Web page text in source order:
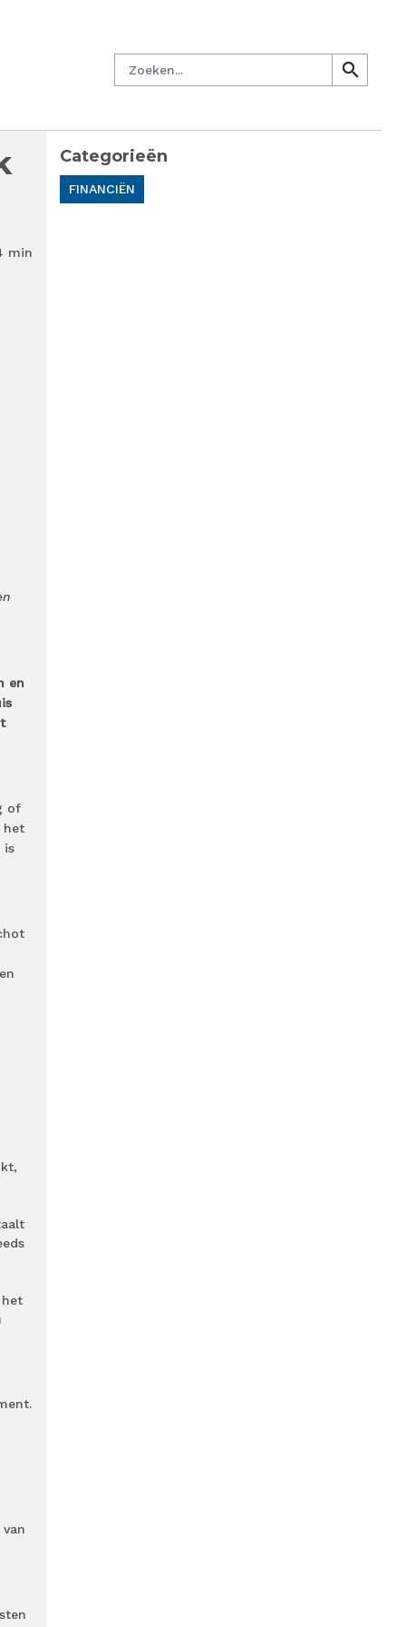
Zoeken
search
search
min
en
of
het
is
het
Categorieën
FINANCIËN